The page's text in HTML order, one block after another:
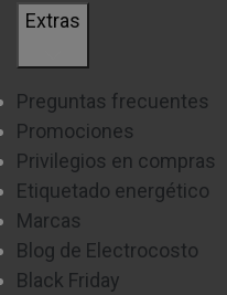
CONGELADOR
Dos zonas
mucho más amplio
productos congelados.
BANDEJAS DE
Más amplias y seguras.
Extras
Preguntas frecuentes
Promociones
Privilegios en compras
Etiquetado energético
Marcas
Blog de Electrocosto
Black Friday